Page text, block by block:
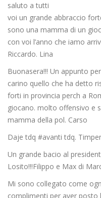
saluto a tutti
voi un grande abbraccio
sono una mamma di un
con voi l’anno che iamo
Riccardo. Lina
Buonasera!!! Un appunto
carino quello che ha detto
forti in provincia perch a
giocano. molto offensivo e
mamma della pol. Carso
Daje tdq #avanti tdq.
Un grande bacio al
Losito!!!Filippo e Max di
Mi sono collegato come
complimenti per aver posto